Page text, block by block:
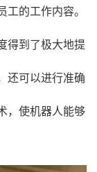
的工作内容。
得到了极大地提
还可以进行准确
，使机器人能够